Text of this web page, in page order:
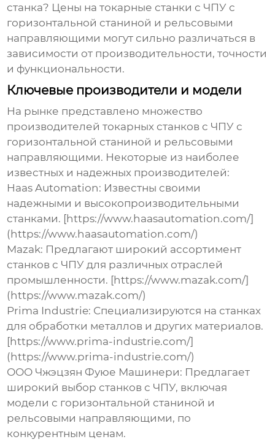
станка? Цены натокарные станки с ЧПУ с
горизонтальной станиной и рельсовыми
направляющими могут сильно различаться в
зависимости от производительности, точности
и функциональности.
Ключевые производители и модели
На рынке представлено множество
производителейтокарных станков с ЧПУ с
горизонтальной станиной и рельсовыми
направляющими. Некоторые из наиболее
известных и надежных производителей:
Haas Automation: Известны своими
надежными и высокопроизводительными
станками. [https://www.haasautomation.com/]
(https://www.haasautomation.com/)
Mazak: Предлагают широкий ассортимент
станков с ЧПУ для различных отраслей
промышленности. [https://www.mazak.com/]
(https://www.mazak.com/)
Prima Industrie: Специализируются на станках
для обработки металлов и других материалов.
[https://www.prima-industrie.com/]
(https://www.prima-industrie.com/)
ООО Чжэцзян Фуюе Машинери: Предлагает
широкий выбор станков с ЧПУ, включая
модели с горизонтальной станиной и
рельсовыми направляющими, по
конкурентным ценам.